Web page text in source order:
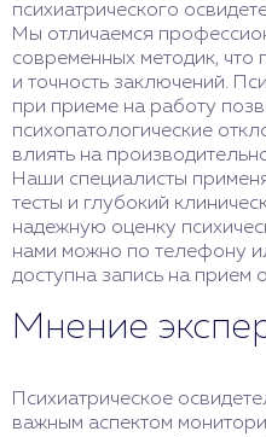
психиатрического
Мы отличаемся
современных методик, что
и точность заключений.
при приеме на работу
психопатологические
влиять на
Наши специалисты
тесты и глубокий
надежную оценку
нами можно по телефону
доступна запись на прием
Мнение
Психиатрическое
важным аспектом